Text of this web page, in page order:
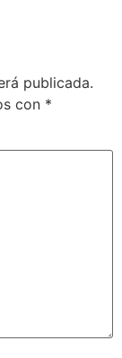
publicada.
con *